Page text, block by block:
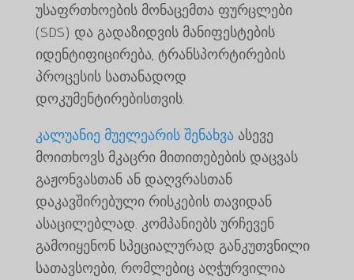
უსაფრთხოების მონაცემთა ფურცლები
(SDS) და გადაზიდვის მანიფესტების
იდენტიფიცირება, ტრანსპორტირების
პროცესის სათანადოდ
დოკუმენტირებისთვის.
კალუანიე მუელეარის შენახვაასევე
მოითხოვს მკაცრი მითითებების დაცვას
გაჟონვასთან ან დაღვრასთან
დაკავშირებული რისკების თავიდან
ასაცილებლად. კომპანიებს ურჩევენ
გამოიყენონ სპეციალურად განკუთვნილი
სათავსოები, რომლებიც აღჭურვილია